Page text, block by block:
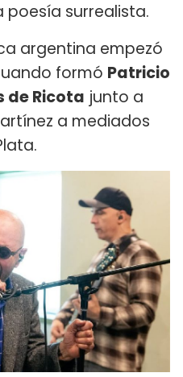
poesía surrealista.
argentina empezó
formó Patricio
de Ricota junto a
a mediados